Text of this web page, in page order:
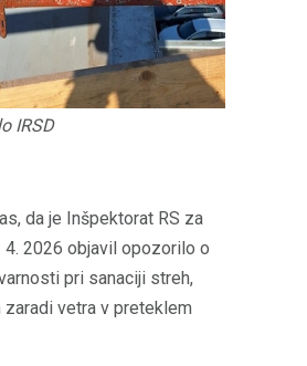
IRSD
da je Inšpektorat RS za
4. 2026 objavil opozorilo o
pri sanaciji streh,
vetra v preteklem